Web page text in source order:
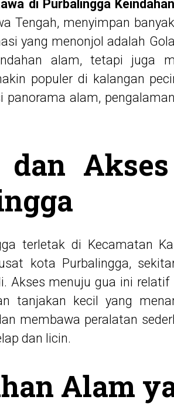
di Purbalingga
Tengah, menyimpan
yang menonjol adalah
alam, tetapi juga
populer di kalangan
panorama alam,
dan
terletak di Kecamatan
kota Purbalingga,
Akses menuju gua ini
tanjakan kecil yang
membawa peralatan
dan licin.
Alam